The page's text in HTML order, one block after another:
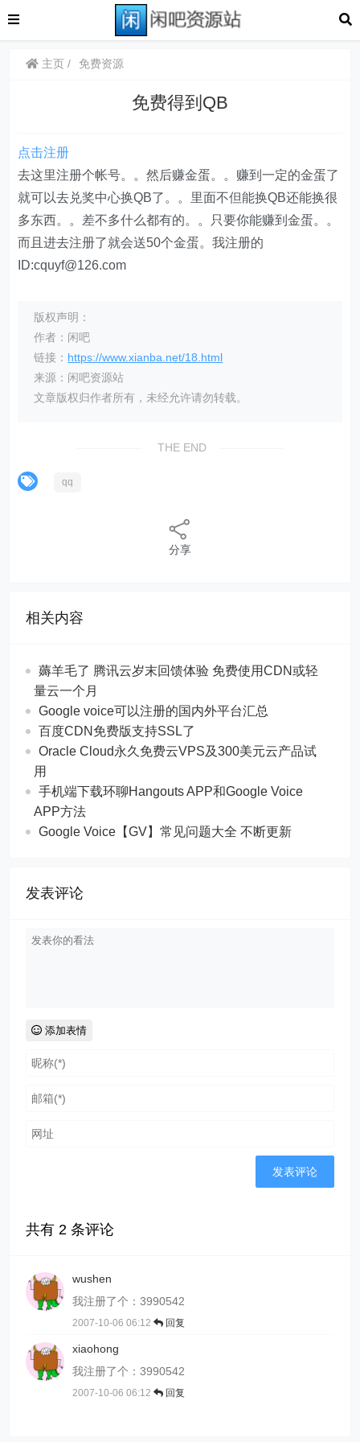
主页 免费资源
免费得到QB
点击注册
去这里注册个帐号。。然后赚金蛋。。赚到一定的金蛋了
就可以去兑奖中心换QB了。。里面不但能换QB还能换很
多东西。。差不多什么都有的。。只要你能赚到金蛋。。
而且进去注册了就会送50个金蛋。我注册的
ID:cquyf@126.com
版权声明：
作者：闲吧
链接： https://www.xianba.net/18.html
来源：闲吧资源站
文章版权归作者所有，未经允许请勿转载。
THE END
qq
分享
相关内容
薅羊毛了 腾讯云岁末回馈体验 免费使用CDN或轻
量云一个月
Google voice可以注册的国内外平台汇总
百度CDN免费版支持SSL了
Oracle Cloud永久免费云VPS及300美元云产品试
用
手机端下载环聊Hangouts APP和Google Voice
APP方法
Google Voice【GV】常见问题大全 不断更新
发表评论
添加表情
共有2 条评论
wushen
我注册了个：3990542
2007-10-06 06:12 回复
xiaohong
我注册了个：3990542
2007-10-06 06:12 回复